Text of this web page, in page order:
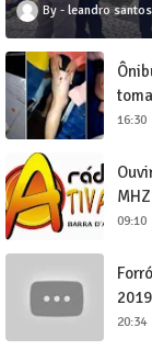
leandro santos
16:30
MHZ
09:10
2019
20:34